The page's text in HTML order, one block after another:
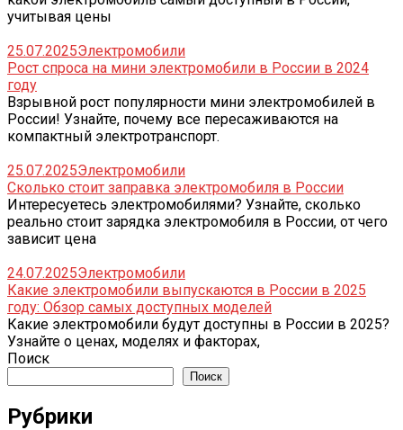
учитывая цены
25.07.2025Электромобили
Рост спроса на мини электромобили в России в 2024
году
Взрывной рост популярности мини электромобилей в
России! Узнайте, почему все пересаживаются на
компактный электротранспорт.
25.07.2025Электромобили
Сколько стоит заправка электромобиля в России
Интересуетесь электромобилями? Узнайте, сколько
реально стоит зарядка электромобиля в России, от чего
зависит цена
24.07.2025Электромобили
Какие электромобили выпускаются в России в 2025
году: Обзор самых доступных моделей
Какие электромобили будут доступны в России в 2025?
Узнайте о ценах, моделях и факторах,
Поиск
Поиск
Рубрики